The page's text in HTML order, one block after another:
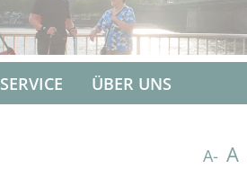
SERVICE ÜBER UNS
A- A